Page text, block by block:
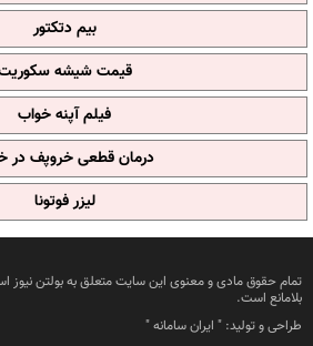
بیم دتکتور
قیمت شیشه
فیلم آپنه خواب
درمان قطعی خروپف در
لیزر فوتونا
تمام حقوق مادی و معنوی این سایت متعلق به بولتن نیوز
بلامانع است.
طراحی و تولید: " ایران سامانه"